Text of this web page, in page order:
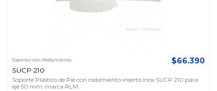
Soportes con Rodamiento
SUCP 210
$66.390
Soporte Plástico de Pie con rodamiento inserto Inox SUCP 210 para
eje 50 mm, marca RLM.